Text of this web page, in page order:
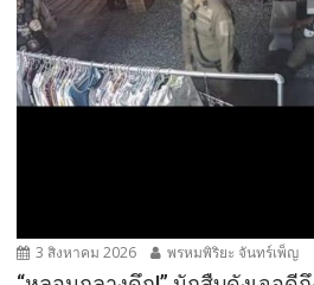
3 สิงหาคม 2026 พรหมพิริยะ จันทร์เพ็ญ